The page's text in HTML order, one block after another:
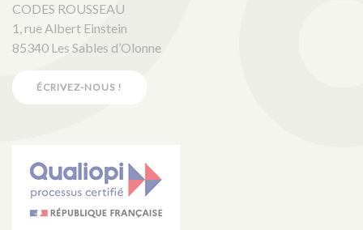
CODES ROUSSEAU
1, rue Albert Einstein
85340 Les Sables d’Olonne
ÉCRIVEZ-NOUS !